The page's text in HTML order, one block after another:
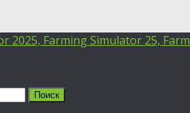
Farming Simulator 25,